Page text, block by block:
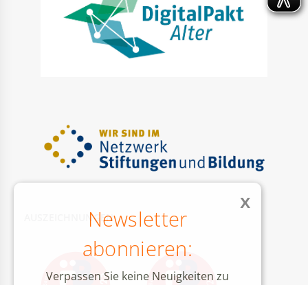
AUSZEICHNUNGENNewsletter
abonnieren:
Verpassen Sie keine Neuigkeiten zu
x